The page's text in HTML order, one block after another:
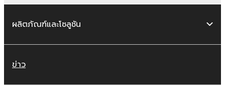
ผลิตภัณฑ์และโซลูชัน
ข่าว